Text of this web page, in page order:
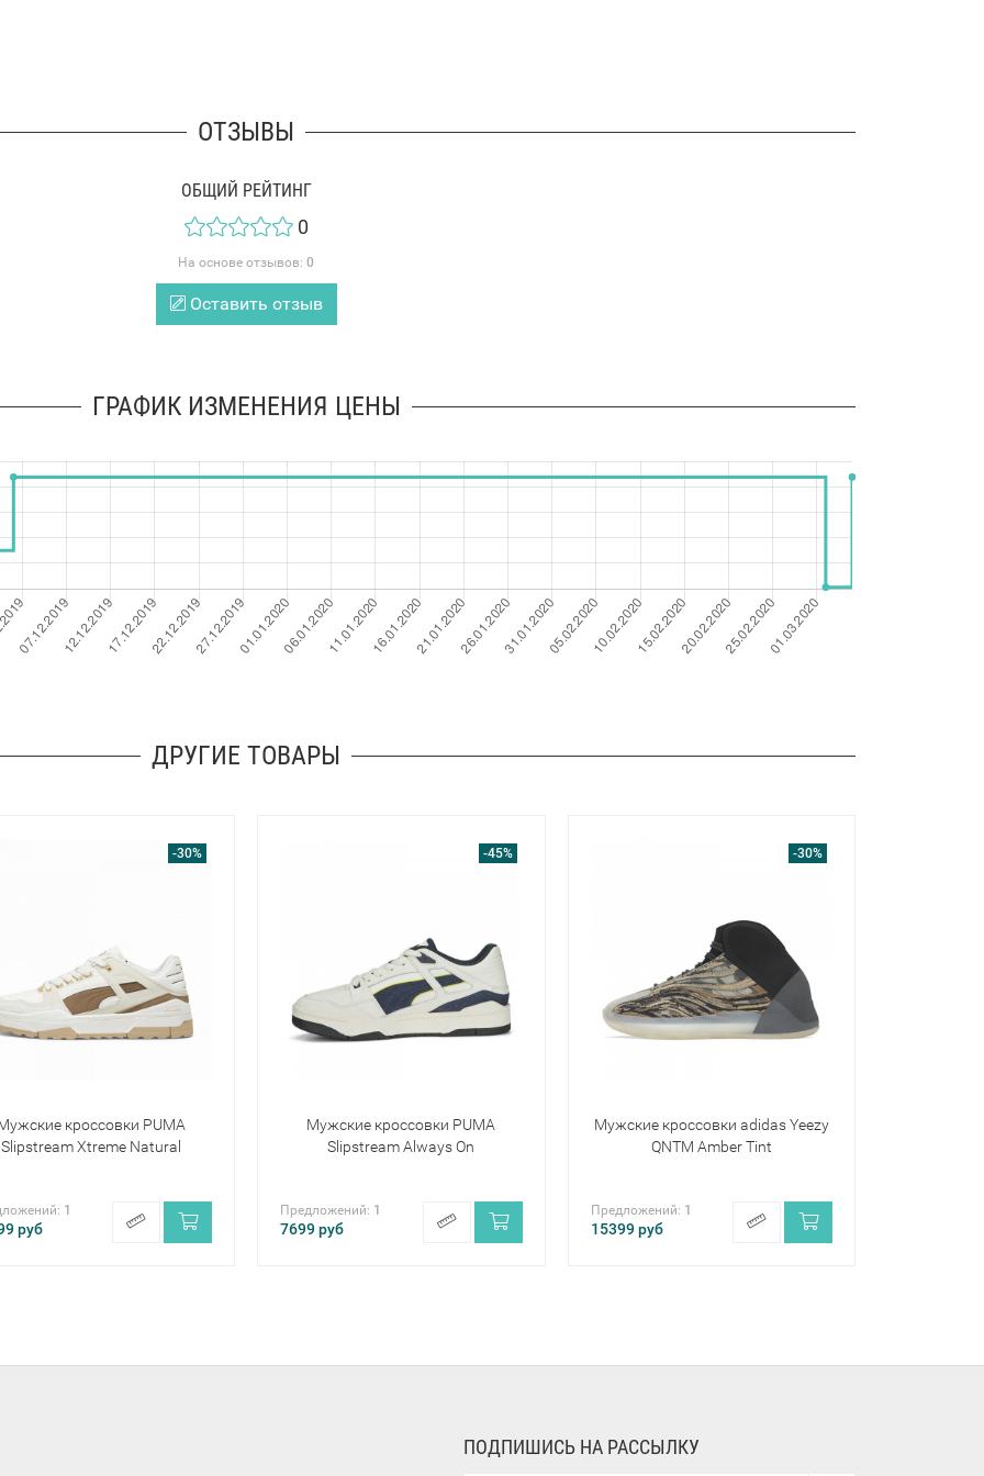
ОТЗЫВЫ
ОБЩИЙ РЕЙТИНГ
0
На основе отзывов: 0
Оставить отзыв
ГРАФИК ИЗМЕНЕНИЯ ЦЕНЫ
ДРУГИЕ ТОВАРЫ
-30%
кроссовки PUMA
Slipstream Xtreme Natural
1
руб
-45%
Мужские кроссовки PUMA
Slipstream Always On
Предложений: 1
7699руб
-30%
Мужские кроссовки adidas Yeezy
QNTM Amber Tint
Предложений: 1
15399руб
ПОДПИШИСЬ НА РАССЫЛКУ